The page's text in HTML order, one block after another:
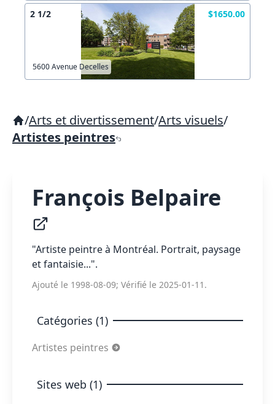
2 1/2 $1650.00
5600 Avenue Decelles
/Arts et divertissement/Arts visuels/
Artistes peintres
François Belpaire
"Artiste peintre à Montréal. Portrait, paysage
et fantaisie...".
Ajouté le 1998-08-09; Vérifié le 2025-01-11.
Catégories (1)
Artistes peintres
Sites web (1)